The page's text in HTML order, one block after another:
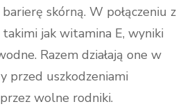
skórną. W połączeniu z
jak witamina E, wyniki
Razem działają one w
przed uszkodzeniami
wolne rodniki.